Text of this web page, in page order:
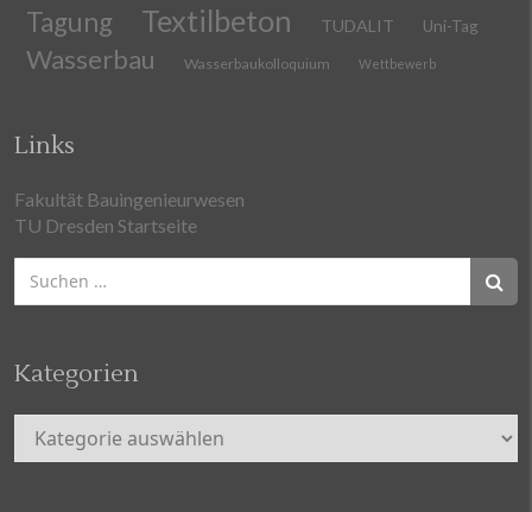
Tagung Textilbeton TUDALIT Uni-Tag
Wasserbau Wasserbaukolloquium Wettbewerb
Links
Fakultät Bauingenieurwesen
TU Dresden Startseite
Suchen
nach:
Kategorien
Kategorien